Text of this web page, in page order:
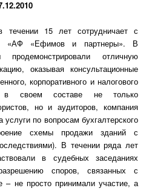
15 лет сотрудничает с
«АФ «Ефимов и партнеры». В
отличную
оказывая консультационные
корпоративного и налогового
своем составе не только
но и аудиторов, компания
по вопросам бухгалтерского
схемы продажи зданий с
В течении ряда лет
в судебных заседаниях
споров, связанных с
не просто принимали участие, а